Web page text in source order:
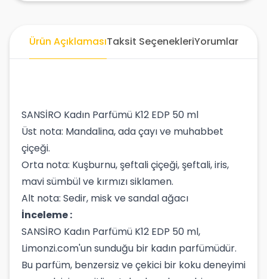
Ürün AçıklamasıTaksit SeçenekleriYorumlar
SANSİRO Kadın Parfümü K12 EDP 50 ml
Üst nota: Mandalina, ada çayı ve muhabbet
çiçeği.
Orta nota: Kuşburnu, şeftali çiçeği, şeftali, iris,
mavi sümbül ve kırmızı siklamen.
Alt nota: Sedir, misk ve sandal ağacı
İnceleme :
SANSİRO Kadın Parfümü K12 EDP 50 ml,
Limonzi.com'un sunduğu bir kadın parfümüdür.
Bu parfüm, benzersiz ve çekici bir koku deneyimi